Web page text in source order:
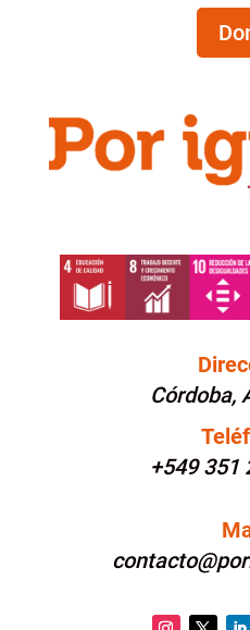
Córdoba,
+549 351